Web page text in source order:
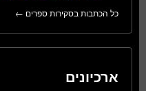
כל הכתבות בסקירות ספרים ←
ארכיונים